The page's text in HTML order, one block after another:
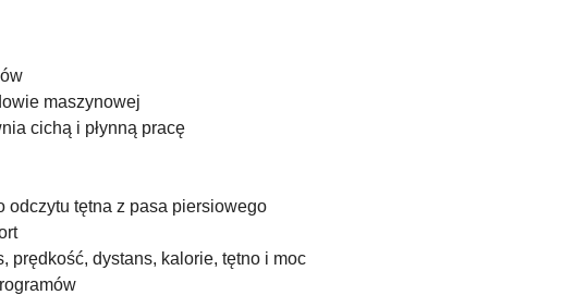
maszynowej
cichą i płynną pracę
odczytu tętna z pasa piersiowego
prędkość, dystans, kalorie, tętno i moc